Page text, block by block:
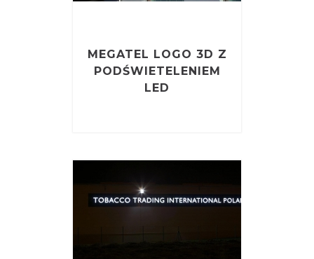
MEGATEL LOGO 3D Z
PODŚWIETELENIEM
LED